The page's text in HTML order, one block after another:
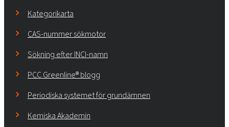
Kategorikarta
CAS-nummer sökmotor
Sökning efter INCI-namn
PCC Greenline® blogg
Periodiska systemet för grundämnen
Kemiska Akademin